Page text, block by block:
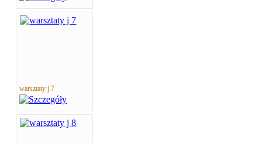
warsztaty j 7